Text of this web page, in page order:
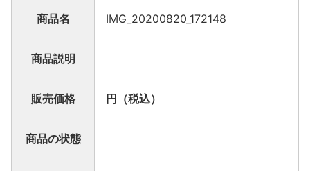
商品名 IMG_20200820_172148
商品説明
販売価格 円（税込）
商品の状態